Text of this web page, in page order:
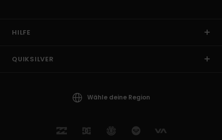
HILFE
QUIKSILVER
Wähle deine Region